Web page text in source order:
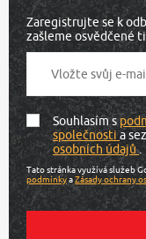
Zaregistrujte se k
zašleme osvědčené
Souhlasím s
společnostia
osobních údajů.
Tato stránka využívá služeb
podmínkyaZásady ochrany